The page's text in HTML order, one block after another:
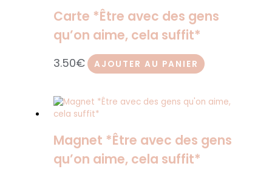
Carte *Être avec des gens
qu’on aime, cela suffit*
3.50€ AJOUTER AU PANIER
Magnet *Être avec des gens
qu’on aime, cela suffit*